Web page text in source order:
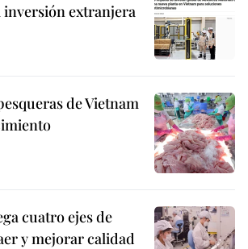
inversión extranjera
de Vietnam
cuatro ejes de
y mejorar calidad